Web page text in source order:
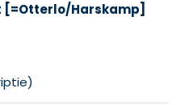
[=Otterlo/Harskamp]